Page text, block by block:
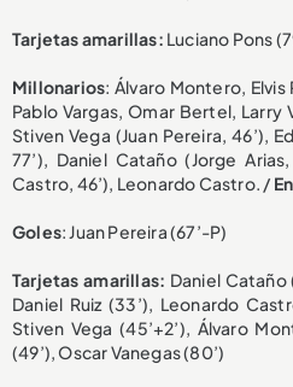
Tarjetas amarillas: Luciano Pons
Millonarios: Álvaro Montero, Elvis
Pablo Vargas, Omar Bertel, Larry
Stiven Vega (Juan Pereira, 46’),
77’), Daniel Cataño (Jorge
Castro, 46’), Leonardo Castro. /
Goles: Juan Pereira (67’-P)
Tarjetas amarillas: Daniel Cataño
Daniel Ruiz (33’), Leonardo
Stiven Vega (45’+2’), Álvaro
(49’), Oscar Vanegas (80’)